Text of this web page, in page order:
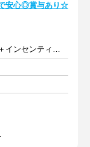
安心◎賞与あり☆
時給1350円～3200円＋賞与＋インセンティブ＋交通費